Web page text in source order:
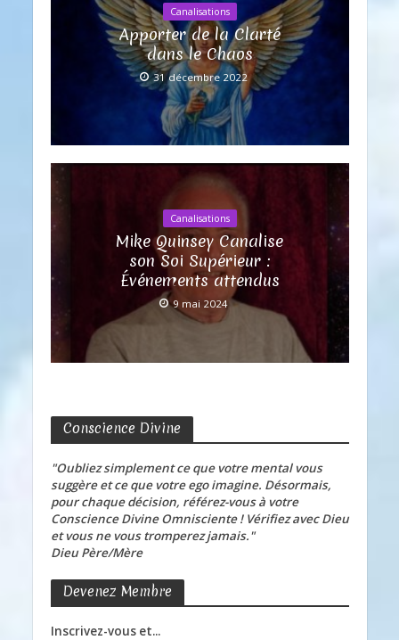
Canalisations
Apporter de la Clarté
dans le Chaos
31 décembre 2022
Canalisations
Mike Quinsey Canalise
son Soi Supérieur :
Événements attendus
9 mai 2024
Conscience Divine
"Oubliez simplement ce que votre mental vous
suggère et ce que votre ego imagine. Désormais,
pour chaque décision, référez-vous à votre
Conscience Divine Omnisciente ! Vérifiez avec Dieu
et vous ne vous tromperez jamais."
Dieu Père/Mère
Devenez Membre
Inscrivez-vous et...